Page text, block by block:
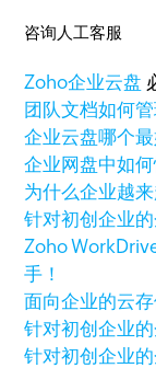
咨询人工客服
Zoho企业云盘
团队文档如何管
企业云盘哪个
企业网盘中如
为什么企业越
针对初创企业
Zoho
手！
面向企业的云
针对初创企业
针对初创企业